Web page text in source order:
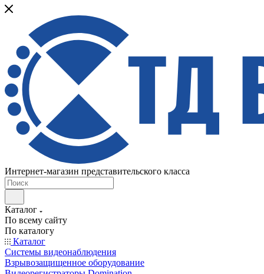
Интернет-магазин представительского класса
Каталог
По всему сайту
По каталогу
Каталог
Системы видеонаблюдения
Взрывозащищенное оборудование